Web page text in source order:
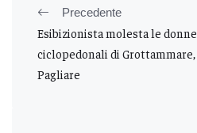
Precedente
Esibizionista molesta le
ciclopedonali di
Pagliare